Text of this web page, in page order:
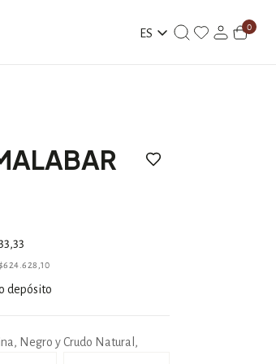
ES
0
$624.628,10
depósito
Negro y Crudo Natural,